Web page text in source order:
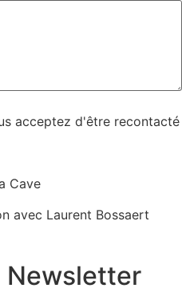
acceptez d'être recontacté
Cave
avec Laurent Bossaert
Newsletter